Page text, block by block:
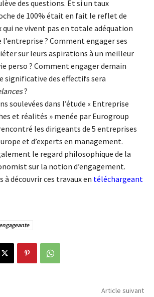
des questions. Et si un taux
de 100% était en fait le reflet de
qui ne vivent pas en totale adéquation
l’entreprise ? Comment engager ses
sur leurs aspirations à un meilleur
perso ? Comment engager demain
significative des effectifs sera
?
soulevées dans l’étude « Entreprise
et réalités » menée par Eurogroup
les dirigeants de 5 entreprises
et d’experts en management.
le regard philosophique de la
sur la notion d’engagement.
à découvrir ces travaux en téléchargeant
Article suivant